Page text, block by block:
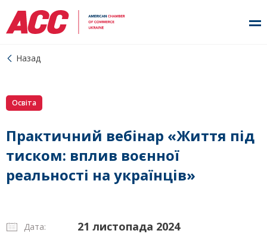
Назад
Освіта
Практичний вебінар «Життя під
тиском: вплив воєнної
реальності на українців»
Дата: 21 листопада 2024